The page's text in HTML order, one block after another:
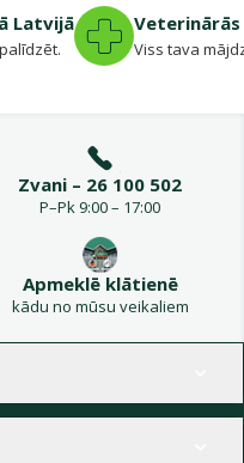
Latvijā
Viss tava
Zvani – 26 100 502
P–Pk 9:00 – 17:00
Apmeklē klātienē
kādu no mūsu veikaliem